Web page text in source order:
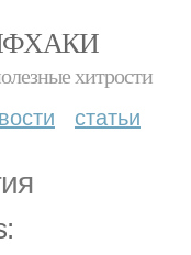
хитрости
статьи